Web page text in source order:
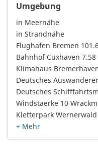
Umgebung
in Meernähe
in Strandnähe
Flughafen Bremen
Bahnhof Cuxhaven 7.58
Klimahaus
Deutsches
Deutsches
Windstaerke 10
Kletterpark Wernerwald
+ Mehr